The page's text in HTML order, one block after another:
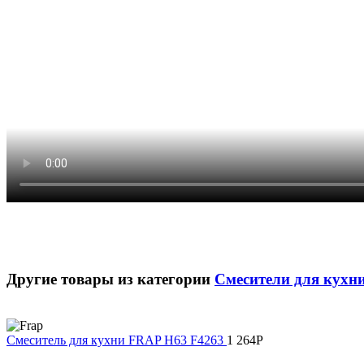
Другие товары из категории Смесители для
Смеситель для кухни FRAP H63 F4263 1 264Р